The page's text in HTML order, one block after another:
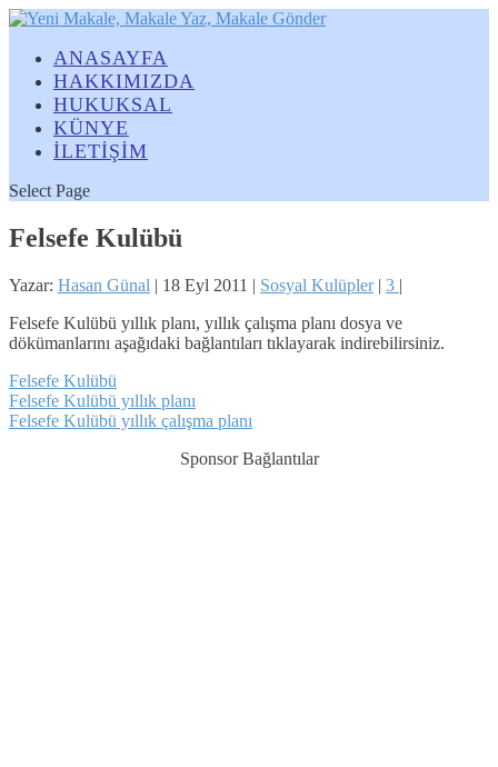
ANASAYFA
HAKKIMIZDA
HUKUKSAL
KÜNYE
İLETİŞİM
Select Page
Felsefe Kulübü
Yazar: Hasan Günal | 18 Eyl 2011 | Sosyal Kulüpler| 3 |
Felsefe Kulübü yıllık planı, yıllık çalışma planı dosya ve
dökümanlarını aşağıdaki bağlantıları tıklayarak indirebilirsiniz.
Felsefe Kulübü
Felsefe Kulübü yıllık planı
Felsefe Kulübü yıllık çalışma planı
Sponsor Bağlantılar